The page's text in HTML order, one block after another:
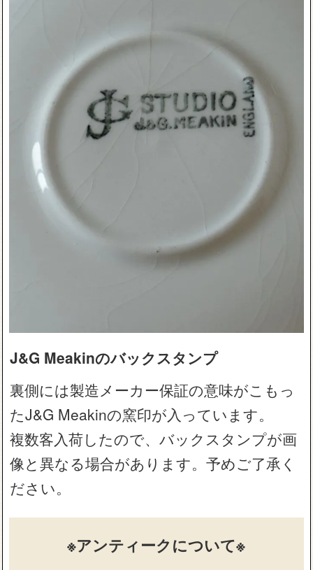
J&G Meakinのバックスタンプ
裏側には製造メーカー保証の意味がこもっ
たJ&G Meakinの窯印が入っています。
複数客入荷したので、バックスタンプが画
像と異なる場合があります。予めご了承く
ださい。
※アンティークについて※